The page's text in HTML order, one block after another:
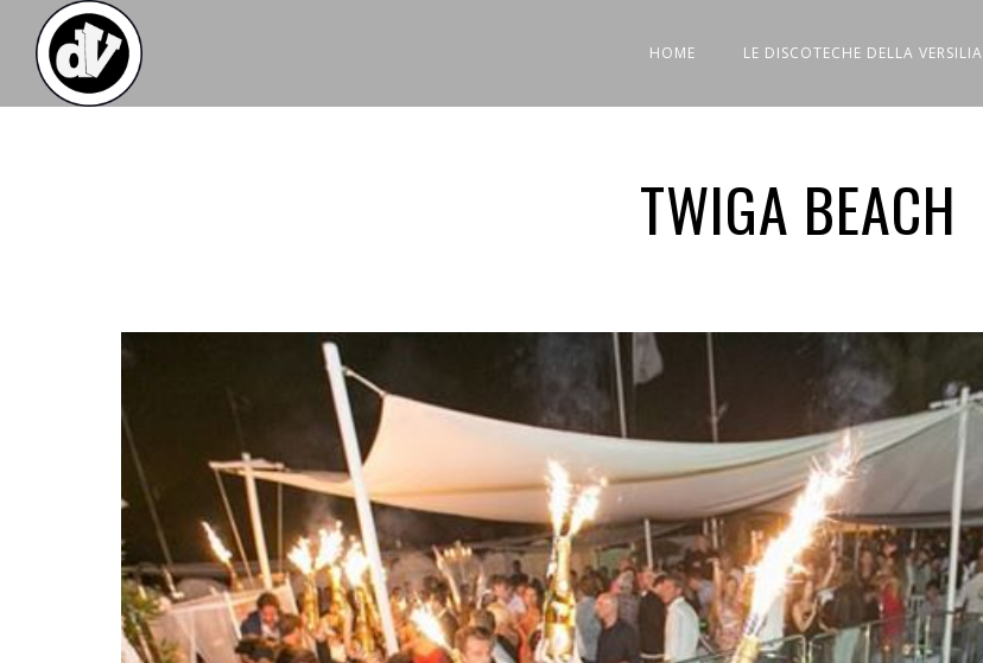
HOME LE DISCOTECHE DELLA VERSILIA
TWIGA BEACH